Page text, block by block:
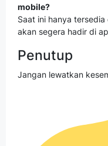
mobile?
Saat ini hanya
akan segera hadir di
Penutup
Jangan lewatkan